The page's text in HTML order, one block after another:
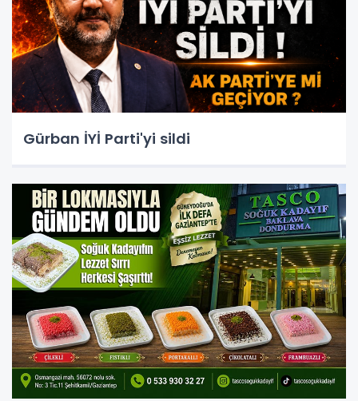
Gürban İYİ Parti'yi sildi